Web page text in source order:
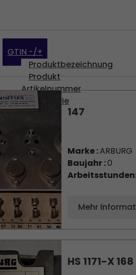
GTIN -/+
Produktbezeichnung
Produkt
Artikelnummer
Kategorie
147
Marke :ARBURG
Baujahr :0
Mehr
HS 1171-X